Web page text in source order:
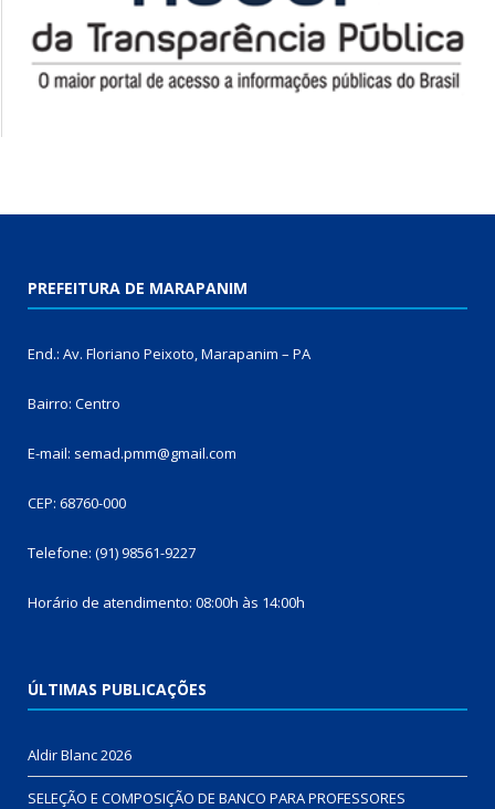
PREFEITURA DE MARAPANIM
End.: Av. Floriano Peixoto, Marapanim – PA
Bairro: Centro
E-mail: semad.pmm@gmail.com
CEP: 68760-000
Telefone: (91) 98561-9227
Horário de atendimento: 08:00h às 14:00h
ÚLTIMAS PUBLICAÇÕES
Aldir Blanc 2026
SELEÇÃO E COMPOSIÇÃO DE BANCO PARA PROFESSORES